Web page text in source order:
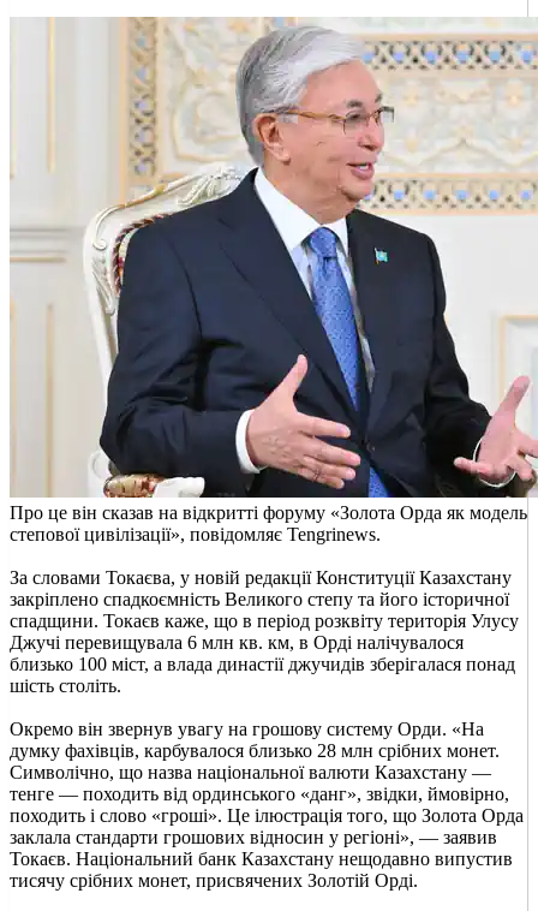
Про це він сказав на відкритті форуму «Золота Орда як модель
степової цивілізації», повідомляє Tengrinews.
За словами Токаєва, у новій редакції Конституції Казахстану
закріплено спадкоємність Великого степу та його історичної
спадщини. Токаєв каже, що в період розквіту територія Улусу
Джучі перевищувала 6 млн кв. км, в Орді налічувалося
близько 100 міст, а влада династії джучидів зберігалася понад
шість століть.
Окремо він звернув увагу на грошову систему Орди. «На
думку фахівців, карбувалося близько 28 млн срібних монет.
Символічно, що назва національної валюти Казахстану —
тенге — походить від ординського «данг», звідки, ймовірно,
походить і слово «гроші». Це ілюстрація того, що Золота Орда
заклала стандарти грошових відносин у регіоні», — заявив
Токаєв. Національний банк Казахстану нещодавно випустив
тисячу срібних монет, присвячених Золотій Орді.